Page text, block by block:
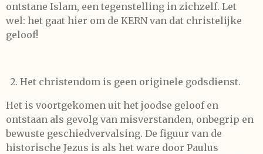
ontstane Islam, een tegenstelling in zichzelf. Let
wel: het gaat hier om de KERN van dat christelijke
geloof!
Het christendom is geen originele godsdienst.
Het is voortgekomen uit het joodse geloof en
ontstaan als gevolg van misverstanden, onbegrip en
bewuste geschiedvervalsing. De figuur van de
historische Jezus is als het ware door Paulus